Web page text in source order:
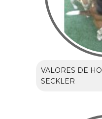
VALORES DE
SECKLER